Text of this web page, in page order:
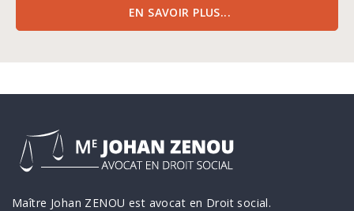
EN SAVOIR PLUS...
Maître Johan ZENOU est avocat en Droit social.